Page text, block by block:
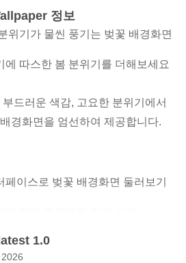
정보
위기가 물씬 풍기는 벚꽃 배경화면
에 따스한 봄 분위기를 더해보세요
드러운 색감, 고요한 분위기에서
경화면을 엄선하여 제공합니다.
이스로 벚꽃 배경화면 둘러보기
다에 배경화면 설정
1.0